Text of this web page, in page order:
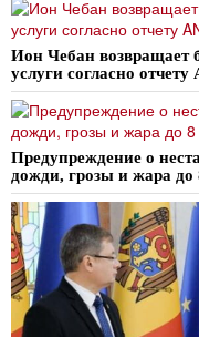
Ион Чебан возвращает
услуги согласно отчету
Предупреждение о
дожди, грозы и жара до